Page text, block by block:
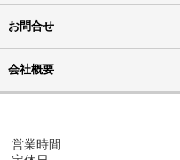
お問合せ
会社概要
営業時間